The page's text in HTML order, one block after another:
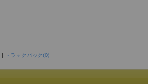
| トラックバック(0)